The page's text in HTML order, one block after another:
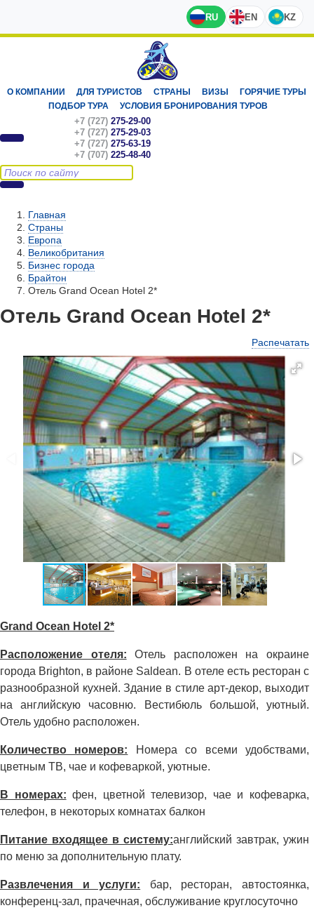
RU EN KZ
О КОМПАНИИ ДЛЯ ТУРИСТОВ СТРАНЫ ВИЗЫ
ГОРЯЧИЕ ТУРЫ
ПОДБОР ТУРА
УСЛОВИЯ БРОНИРОВАНИЯ ТУРОВ
+7 (727) 275-29-00
+7 (727) 275-29-03
+7 (727) 275-63-19
+7 (707) 225-48-40
Главная
Страны
Европа
Великобритания
Бизнес города
Брайтон
Отель Grand Ocean Hotel 2*
Отель Grand Ocean Hotel 2*
Распечатать
Grand Ocean Hotel 2*
Расположение отеля: Отель расположен на окраине
города Brighton, в районе Saldean. В отеле есть ресторан с
разнообразной кухней. Здание в стиле арт-декор, выходит
на английскую часовню. Вестибюль большой, уютный.
Отель удобно расположен.
Количество номеров: Номера со всеми удобствами,
цветным ТВ, чае и кофеваркой, уютные.
В номерах: фен, цветной телевизор, чае и кофеварка,
телефон, в некоторых комнатах балкон
Питание входящее в систему:английский завтрак, ужин
по меню за дополнительную плату.
Развлечения и услуги: бар, ресторан, автостоянка,
конференц-зал, прачечная, обслуживание круглосуточно